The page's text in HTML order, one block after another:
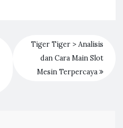
Tiger Tiger > Analisis
dan Cara Main Slot
Mesin Terpercaya